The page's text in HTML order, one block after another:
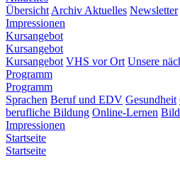
Übersicht Archiv Aktuelles Newsletter
Impressionen
Kursangebot
Kursangebot
Kursangebot VHS vor Ort Unsere
Programm
Programm
Sprachen Beruf und EDV Gesundheit
berufliche Bildung Online-Lernen
Impressionen
Startseite
Startseite